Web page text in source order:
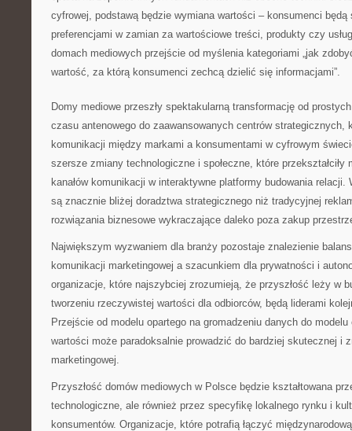
cyfrowej, podstawą będzie wymiana wartości – konsumenci
preferencjami w zamian za wartościowe treści, produkty czy
domach mediowych przejście od myślenia kategoriami „jak
wartość, za którą konsumenci zechcą dzielić się informacjami”.
Domy mediowe przeszły spektakularną transformację od
czasu antenowego do zaawansowanych centrów strategicznych,
komunikacji między markami a konsumentami w cyfrowym
szersze zmiany technologiczne i społeczne, które przekształciły
kanałów komunikacji w interaktywne platformy budowania relacji.
są znacznie bliżej doradztwa strategicznego niż tradycyjnej
rozwiązania biznesowe wykraczające daleko poza zakup
Największym wyzwaniem dla branży pozostaje znalezienie
komunikacji marketingowej a szacunkiem dla prywatności i
organizacje, które najszybciej zrozumieją, że przyszłość leży w
tworzeniu rzeczywistej wartości dla odbiorców, będą liderami
Przejście od modelu opartego na gromadzeniu danych do
wartości może paradoksalnie prowadzić do bardziej skutecznej i
marketingowej.
Przyszłość domów mediowych w Polsce będzie kształtowana
technologiczne, ale również przez specyfikę lokalnego rynku i
konsumentów. Organizacje, które potrafią łączyć